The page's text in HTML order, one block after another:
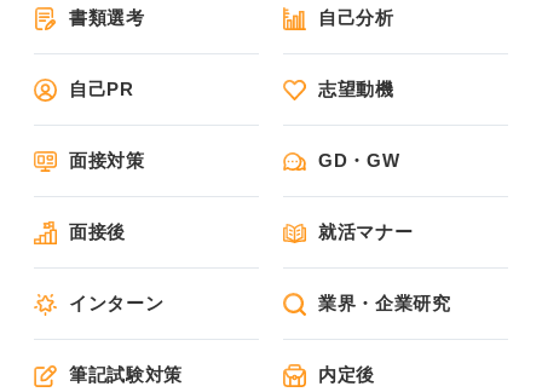
書類選考 自己分析
自己PR 志望動機
面接対策 GD・GW
面接後 就活マナー
インターン 業界・企業研究
筆記試験対策 内定後